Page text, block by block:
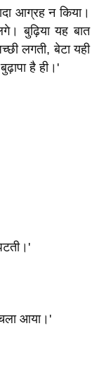
आग्रह न किया।
बुढ़िया यह बात
लगती, बेटा यही
है ही।'
आया।'